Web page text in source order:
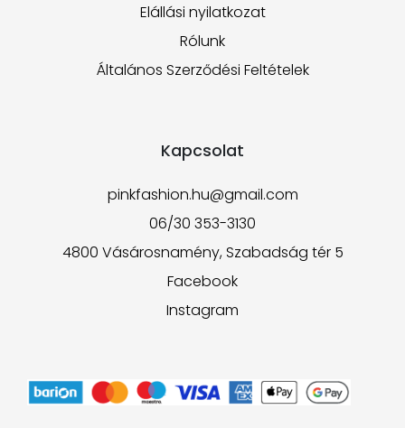
Elállási nyilatkozat
Rólunk
Általános Szerződési Feltételek
Kapcsolat
pinkfashion.hu@gmail.com
06/30 353-3130
4800 Vásárosnamény, Szabadság tér 5
Facebook
Instagram